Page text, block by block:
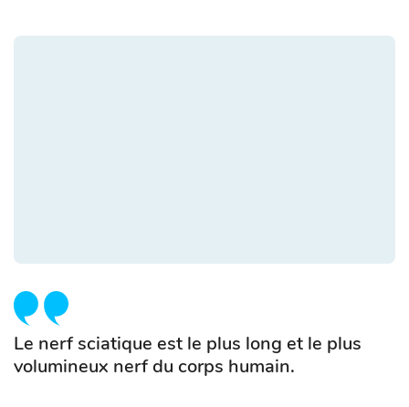
Le nerf sciatique est le plus long et le plus
volumineux nerf du corps humain.